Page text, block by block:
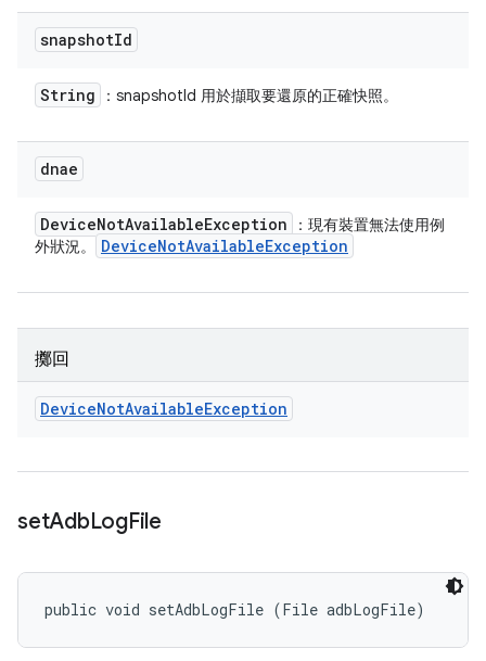
snapshotId
String ：snapshotId 用於擷取要還原的正確快照。
dnae
DeviceNotAvailableException
：現有裝置無法使用例
外狀況。
DeviceNotAvailableException
擲回
DeviceNotAvailableException
setAdbLogFile
public void setAdbLogFile (File adbLogFile)